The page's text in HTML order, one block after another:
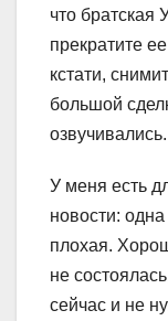
что братская
прекратите
кстати,
большой
озвучивались.
У меня есть
новости:
плохая.
не
сейчас и не